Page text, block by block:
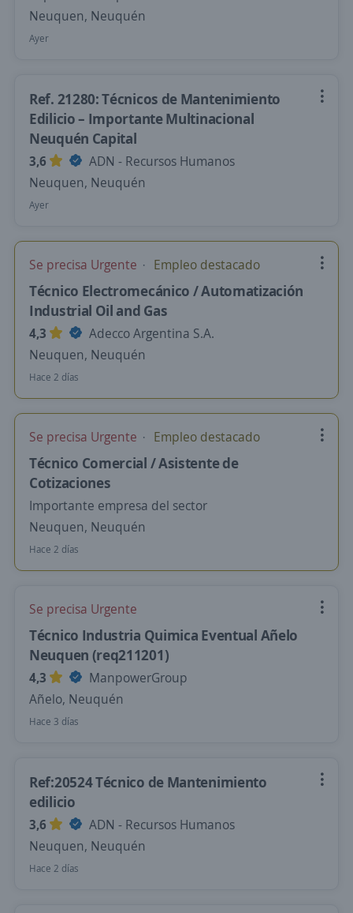
Neuquen, Neuquén
Ayer
Ref. 21280: Técnicos de Mantenimiento
Edilicio – Importante Multinacional
Neuquén Capital
3,6
ADN - Recursos Humanos
Neuquen, Neuquén
Ayer
Se precisa Urgente Empleo destacado
Técnico Electromecánico / Automatización
Industrial Oil and Gas
4,3
Adecco Argentina S.A.
Neuquen, Neuquén
Hace 2 días
Se precisa Urgente Empleo destacado
Técnico Comercial / Asistente de
Cotizaciones
Importante empresa del sector
Neuquen, Neuquén
Hace 2 días
Se precisa Urgente
Técnico Industria Quimica Eventual Añelo
Neuquen (req211201)
4,3
ManpowerGroup
Añelo, Neuquén
Hace 3 días
Ref:20524 Técnico de Mantenimiento
edilicio
3,6
ADN - Recursos Humanos
Neuquen, Neuquén
Hace 2 días